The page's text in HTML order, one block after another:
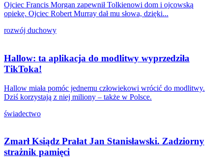
Ojciec Francis Morgan zapewnił Tolkienowi dom i ojcowską
opiekę. Ojciec Robert Murray dał mu słowa, dzięki...
rozwój duchowy
Hallow: ta aplikacja do modlitwy wyprzedziła
TikToka!
Hallow miała pomóc jednemu człowiekowi wrócić do modlitwy.
Dziś korzystają z niej miliony – także w Polsce.
świadectwo
Zmarł Ksiądz Prałat Jan Stanisławski. Zadziorny
strażnik pamięci